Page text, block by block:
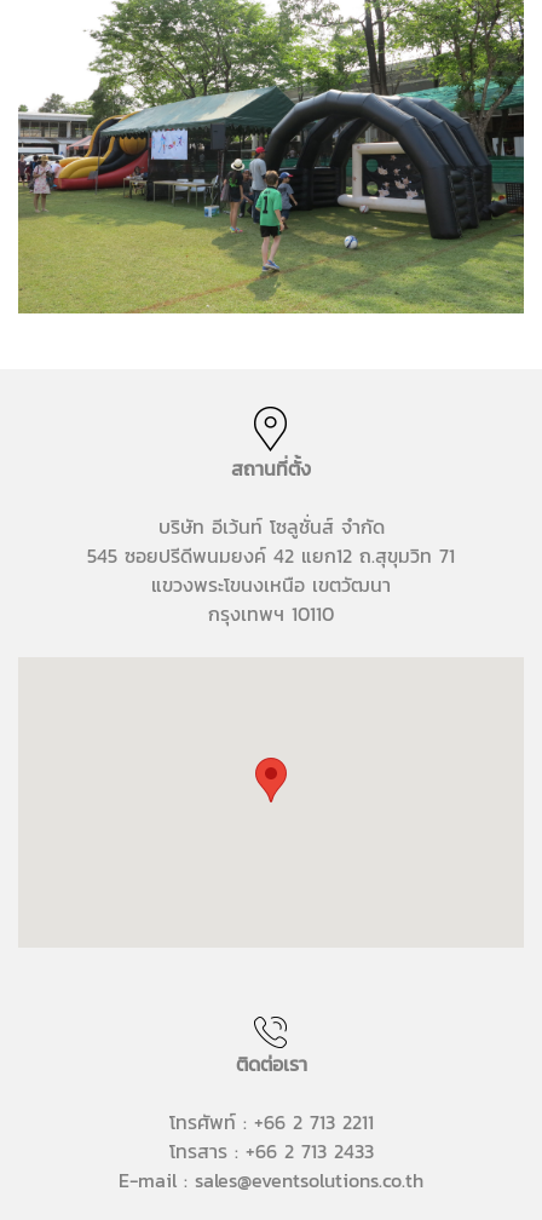
สถานที่ตั้ง
บริษัท อีเว้นท์ โซลูชั่นส์ จำกัด
545 ซอยปรีดีพนมยงค์ 42 แยก12 ถ.สุขุมวิท 71
แขวงพระโขนงเหนือ เขตวัฒนา
กรุงเทพฯ 10110
ติดต่อเรา
โทรศัพท์ : +66 2 713 2211
โทรสาร : +66 2 713 2433
E-mail : sales@eventsolutions.co.th